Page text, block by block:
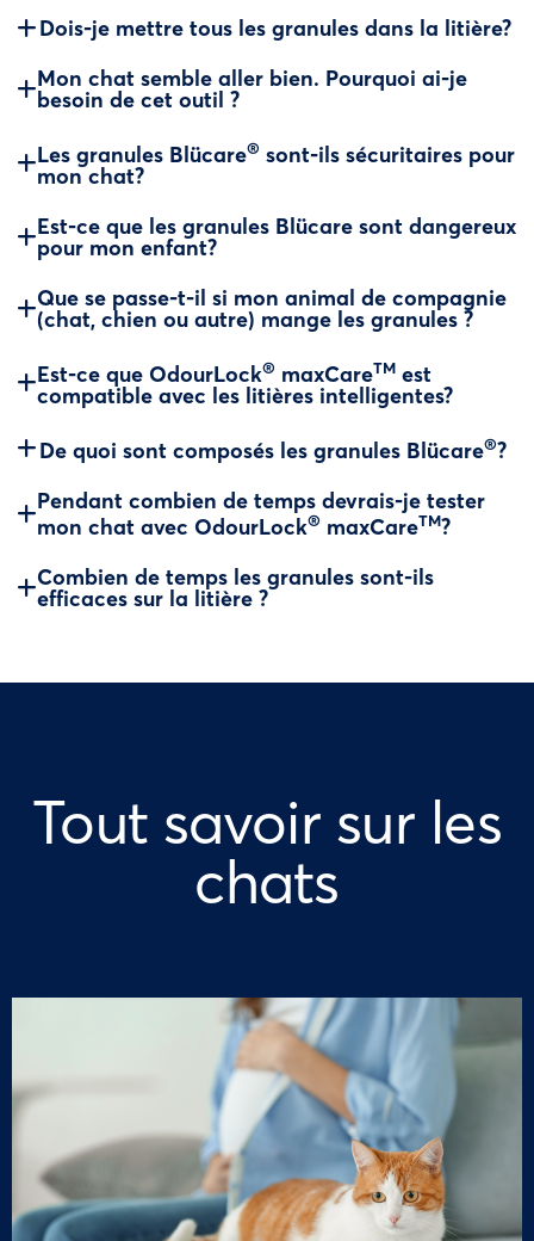
Dois-je mettre tous les granules dans la litière?
Mon chat semble aller bien. Pourquoi ai-je
besoin de cet outil ?
Les granules Blücare® sont-ils sécuritaires pour
mon chat?
Est-ce que les granules Blücare sont dangereux
pour mon enfant?
Que se passe-t-il si mon animal de compagnie
(chat, chien ou autre) mange les granules ?
Est-ce que OdourLock® maxCareTM est
compatible avec les litières intelligentes?
De quoi sont composés les granules Blücare®?
Pendant combien de temps devrais-je tester
mon chat avec OdourLock® maxCareTM?
Combien de temps les granules sont-ils
efficaces sur la litière ?
Tout savoir sur les
chats